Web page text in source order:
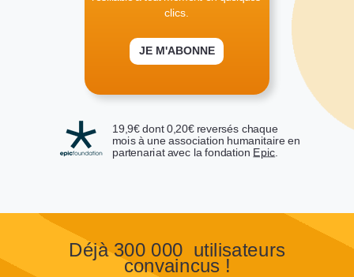
Déjà 300 000 utilisateurs
convaincus !
19,9€ dont 0,20€ reversés chaque
moisà uneassociation humanitaire en
partenariat avec la fondation Epic
clics.
JE M'ABONNE